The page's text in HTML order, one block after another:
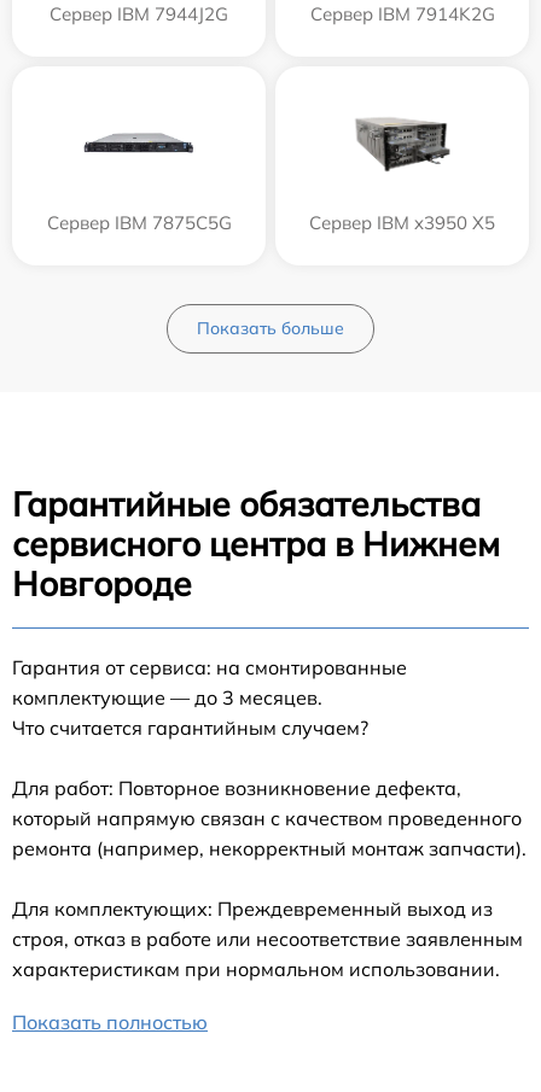
Сервер IBM 7944J2G Сервер IBM 7914K2G
Сервер IBM 7875C5G Сервер IBM x3950 X5
Показать больше
Гарантийные обязательства
сервисного центра в Нижнем
Новгороде
Гарантия от сервиса: на смонтированные
комплектующие — до 3 месяцев.
Что считается гарантийным случаем?
Для работ: Повторное возникновение дефекта,
который напрямую связан с качеством проведенного
ремонта (например, некорректный монтаж запчасти).
Для комплектующих: Преждевременный выход из
строя, отказ в работе или несоответствие заявленным
характеристикам при нормальном использовании.
Показать полностью